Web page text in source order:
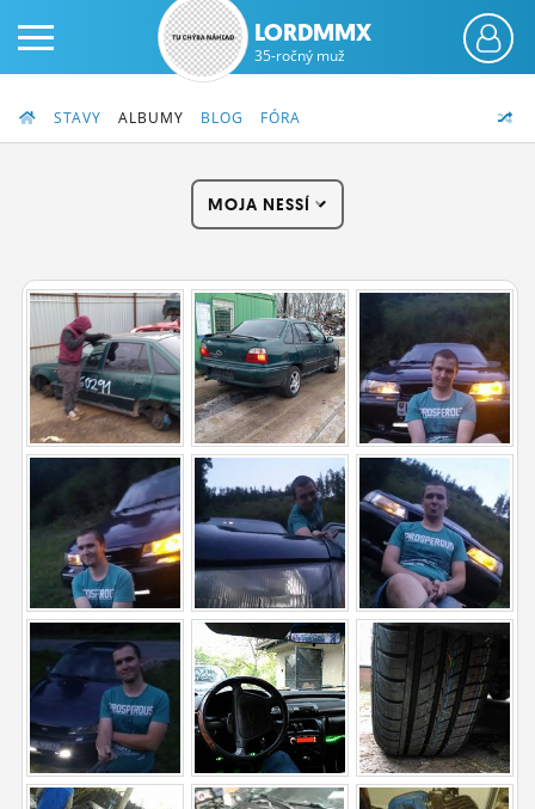
ČINŽIAK
FÓRUM
STATUSY
BLOGY
OBRÁZKY
ĽUDIA
MÔJ PROFIL
NASTAVENIA
ROLETA
LORDMMX
35-ročný muž
STAVY ALBUMY BLOG FÓRA
MOJA NESSÍ